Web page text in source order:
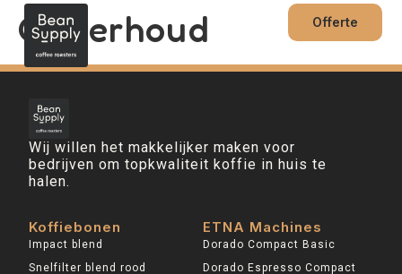
inhoud
Offerte
Onderhoud
Wij willen het makkelijker maken voor
bedrijven om topkwaliteit koffie in huis te
halen.
Koffiebonen
Impact blend
Snelfilter blend rood
ETNA Machines
Dorado Compact Basic
Dorado Espresso Compact